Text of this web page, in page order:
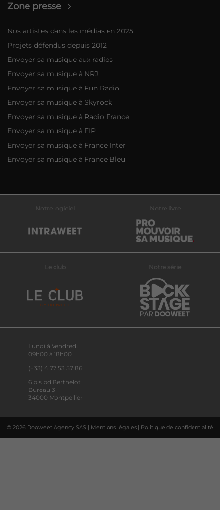
Zone presse
Nos artistes dans les médias en 2025
Projets défendus depuis 2012
Envoyer sa musique aux radios
Envoyer sa musique à NRJ
Envoyer sa musique à Fun Radio
Envoyer sa musique à Skyrock
Envoyer sa musique à Radio France
Envoyer sa musique à FIP
Envoyer sa musique à France Inter
Envoyer sa musique à France Bleu
Notre logiciel Notre livre
Le club Notre série
Lundi à Vendredi
09h00 à 18h00
(+33) 4 72 53 57 86
6 bis bd Berthelot
Bureau 3
34000 Montpellier
© 2026 Dooweet Agency SAS | Mentions légales | Politique de confidentialité